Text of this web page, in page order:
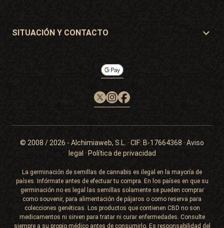
Garantías y devoluciones
SITUACIÓN Y CONTACTO
Pol. Industrial Pont del Príncep
Email: info@philosopherseeds.com
Horario de contacto: 9h-14h
© 2008 / 2026 - Alchimiaweb, S.L. · CIF: B-17664368 · Aviso
legal · Política de privacidad
La germinación de semillas de cannabis es ilegal en la mayoría de
países. Infórmate antes de efectuar tu compra. En los países en que su
germinación no es legal las semillas solamente se pueden comprar
como souvenir, para alimentación de pájaros o como reserva para
colecciones genéticas. Los productos que contienen CBD no son
medicamentos ni sirven para tratar ni curar enfermedades. Consulte
siempre a su propio médico antes de consumirlo. Es responsabilidad del